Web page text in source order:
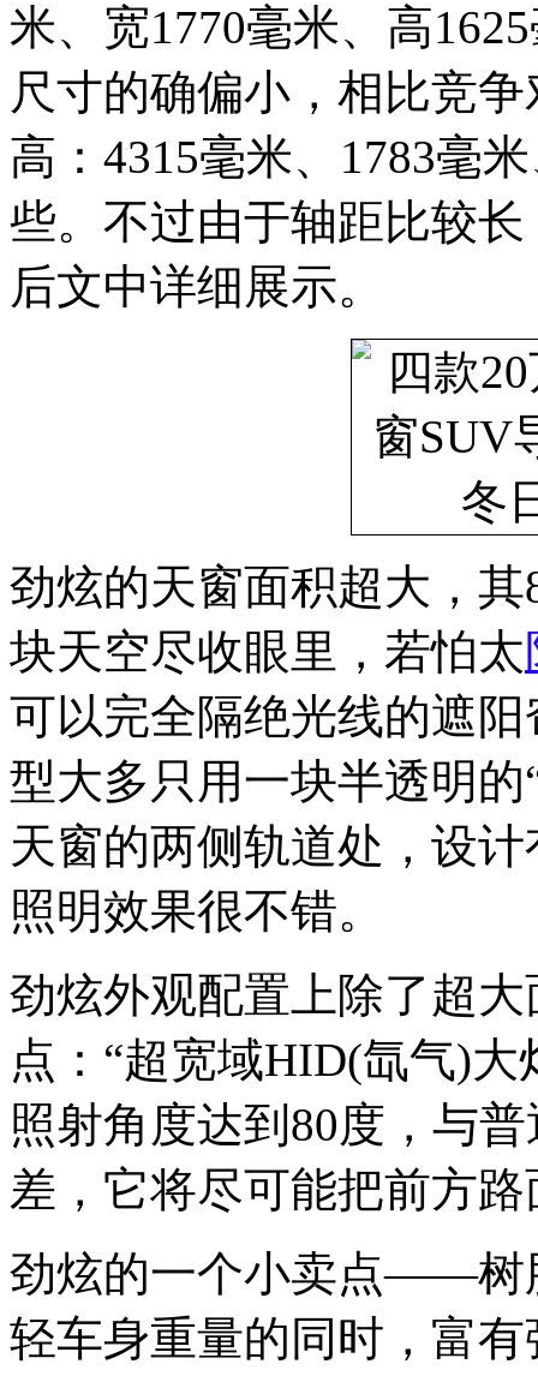
米、宽1770毫米、高
尺寸的确偏小，相比竞争
高：4315毫米、1783毫
些。不过由于轴距比较
后文中详细展示。
劲炫的天窗面积超大，
块天空尽收眼里，若怕太
可以完全隔绝光线的遮
型大多只用一块半透明
天窗的两侧轨道处，设
照明效果很不错。
劲炫外观配置上除了超
点：“超宽域HID(氙气)
照射角度达到80度，与
差，它将尽可能把前方
劲炫的一个小卖点——树
轻车身重量的同时，富